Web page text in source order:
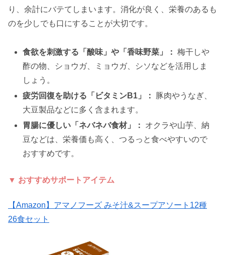
り、余計にバテてしまいます。消化が良く、栄養のあるも
のを少しでも口にすることが大切です。
食欲を刺激する「酸味」や「香味野菜」： 梅干しや
酢の物、ショウガ、ミョウガ、シソなどを活用しま
しょう。
疲労回復を助ける「ビタミンB1」：
豚肉やうなぎ、
大豆製品などに多く含まれます。
胃腸に優しい「ネバネバ食材」：
オクラや山芋、納
豆などは、栄養価も高く、つるっと食べやすいので
おすすめです。
▼ おすすめサポートアイテム
【Amazon】アマノフーズ みそ汁&スープアソート12種
26食セット